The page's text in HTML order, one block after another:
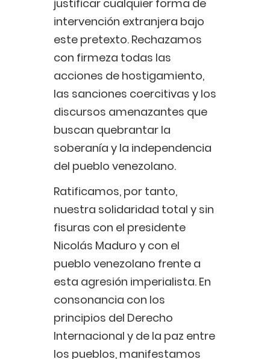
justificar cualquier forma de
intervención extranjera bajo
este pretexto. Rechazamos
con firmeza todas las
acciones de hostigamiento,
las sanciones coercitivas y los
discursos amenazantes que
buscan quebrantar la
soberanía y la independencia
del pueblo venezolano.
Ratificamos, por tanto,
nuestra solidaridad total y sin
fisuras con el presidente
Nicolás Maduro y con el
pueblo venezolano frente a
esta agresión imperialista. En
consonancia con los
principios del Derecho
Internacional y de la paz entre
los pueblos, manifestamos